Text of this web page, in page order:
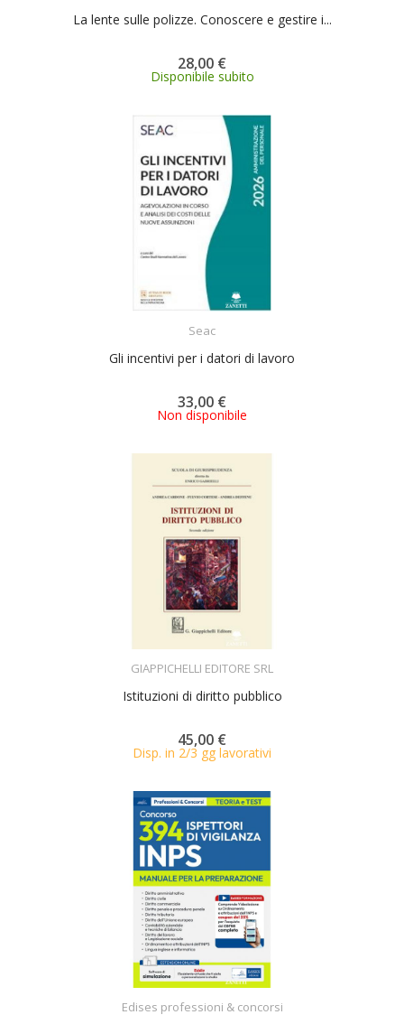
La lente sulle polizze. Conoscere e gestire i...
28,00 €
Disponibile subito
Seac
Gli incentivi per i datori di lavoro
33,00 €
Non disponibile
GIAPPICHELLI EDITORE SRL
Istituzioni di diritto pubblico
45,00 €
Disp. in 2/3 gg lavorativi
Edises professioni & concorsi